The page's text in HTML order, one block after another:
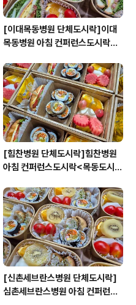
[이대목동병원 단체도시락]이대
목동병원 아침 컨퍼런스도시락<
이터링:원스피크닉>
[힘찬병원 단체도시락]힘찬병원
아침 컨퍼런스도시락<목동도시
원스피크닉>
[신촌세브란스병원 단체도시락]
심촌세브란스병원 아침 컨퍼런스